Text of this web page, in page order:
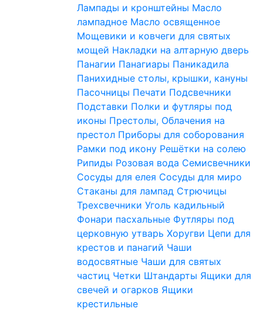
Лампады и кронштейны Масло
лампадное Масло освященное
Мощевики и ковчеги для святых
мощей Накладки на алтарную дверь
Панагии Панагиары Паникадила
Панихидные столы, крышки, кануны
Пасочницы Печати Подсвечники
Подставки Полки и футляры под
иконы Престолы, Облачения на
престол Приборы для соборования
Рамки под икону Решётки на солею
Рипиды Розовая вода Семисвечники
Сосуды для елея Сосуды для миро
Стаканы для лампад Стрючицы
Трехсвечники Уголь кадильный
Фонари пасхальные Футляры под
церковную утварь Хоругви Цепи для
крестов и панагий Чаши
водосвятные Чаши для святых
частиц Четки Штандарты Ящики для
свечей и огарков Ящики
крестильные